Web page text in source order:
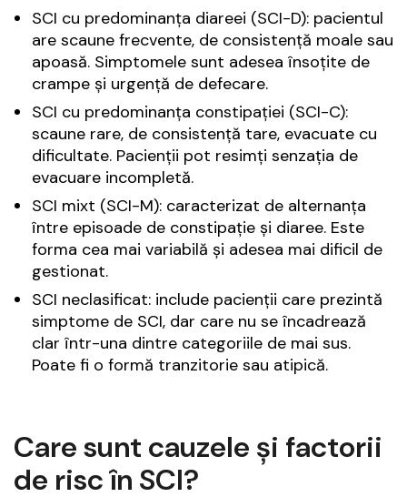
SCI cu predominanța diareei (SCI-D): pacientul
are scaune frecvente, de consistență moale sau
apoasă. Simptomele sunt adesea însoțite de
crampe și urgență de defecare.
SCI cu predominanța constipației (SCI-C):
scaune rare, de consistență tare, evacuate cu
dificultate. Pacienții pot resimți senzația de
evacuare incompletă.
SCI mixt (SCI-M): caracterizat de alternanța
între episoade de constipație și diaree. Este
forma cea mai variabilă și adesea mai dificil de
gestionat.
SCI neclasificat: include pacienții care prezintă
simptome de SCI, dar care nu se încadrează
clar într-una dintre categoriile de mai sus.
Poate fi o formă tranzitorie sau atipică.
Care sunt cauzele și factorii
de risc în SCI?